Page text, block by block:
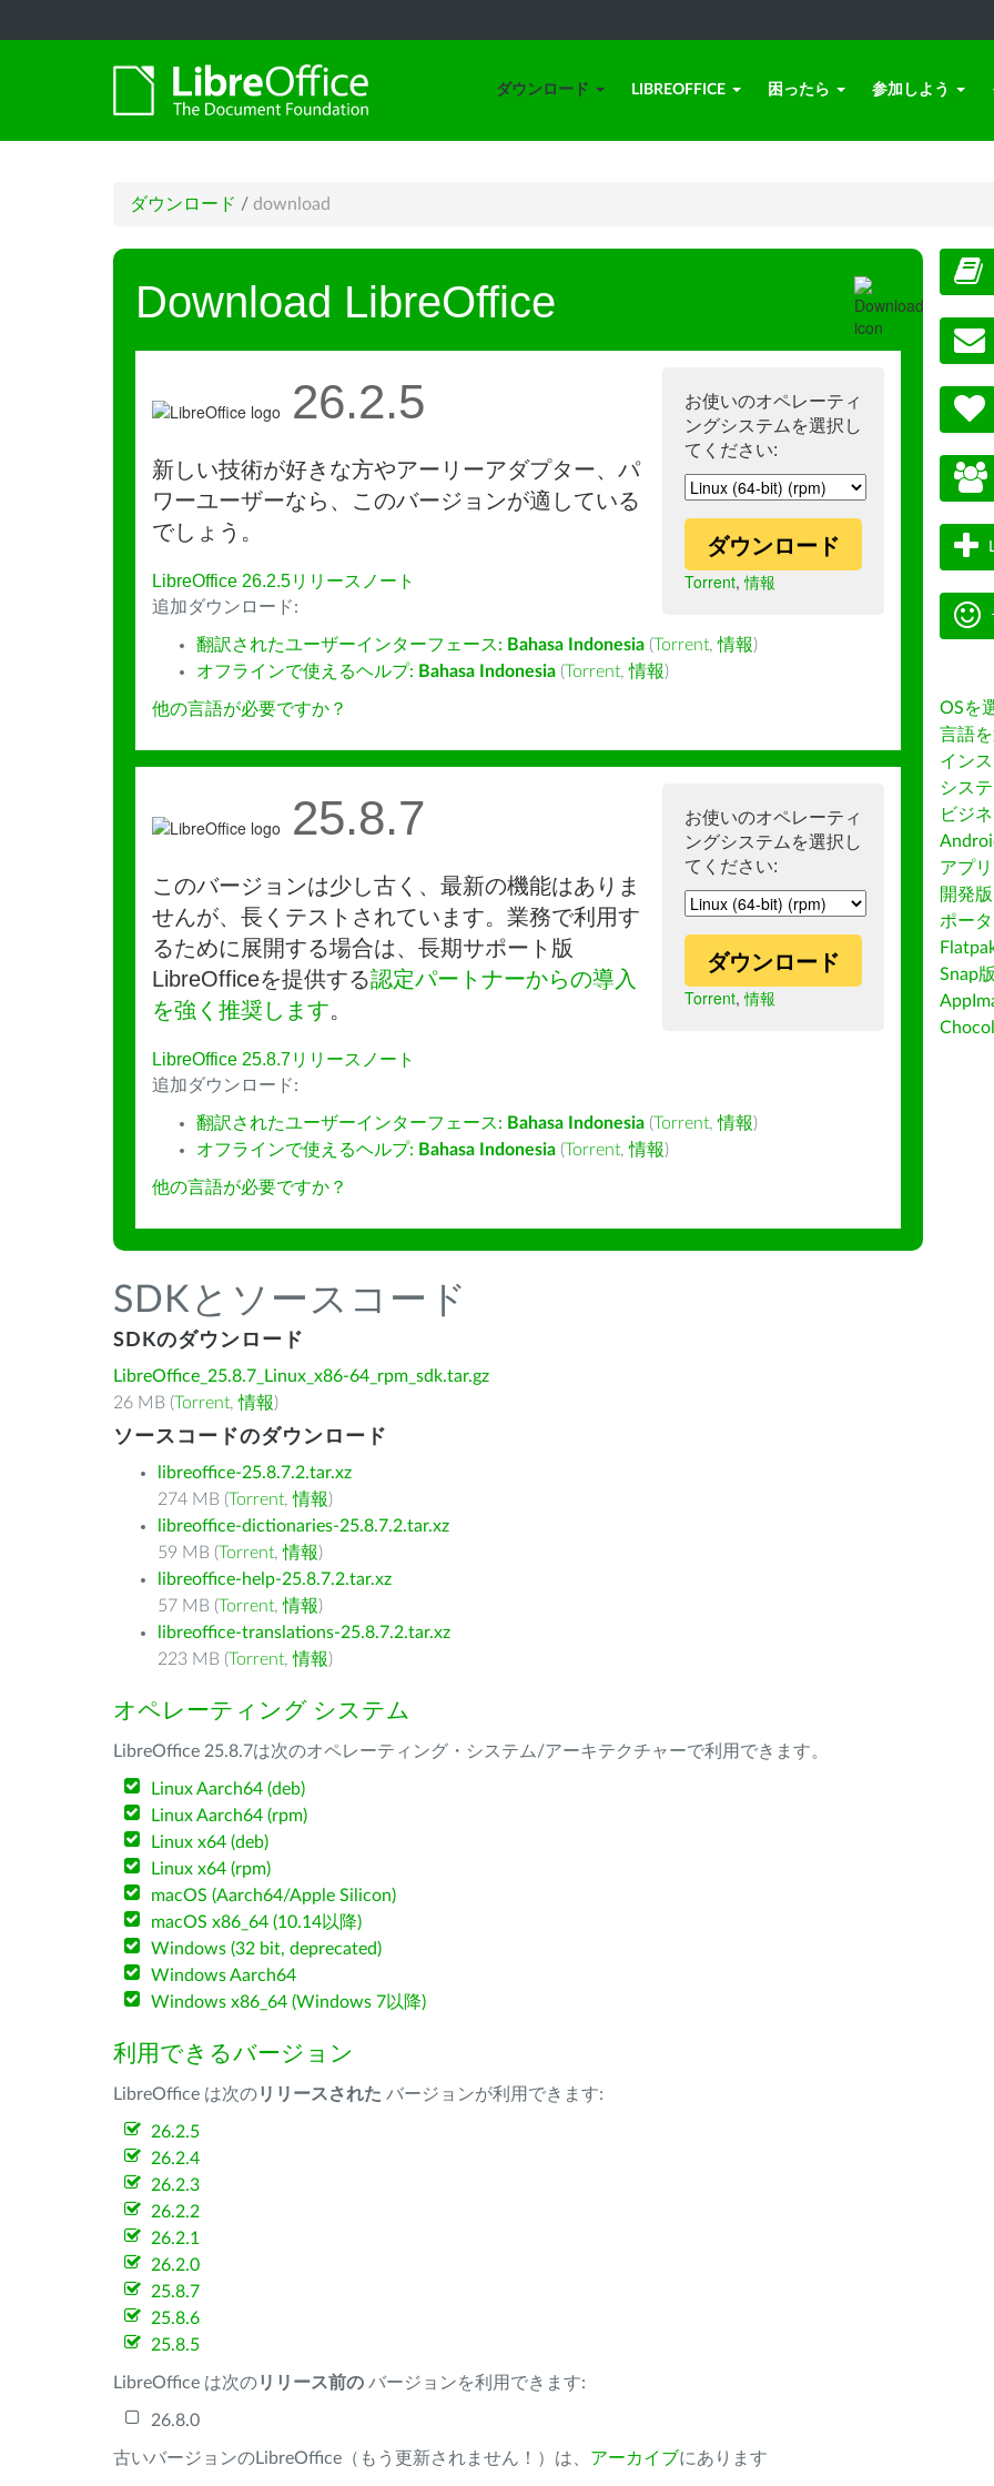
ダウンロード LIBREOFFICE 困ったら 参加しよう
ダウンロード / download
Download LibreOffice
お使いのオペレーティ
ングシステムを選択し
てください:
ダウンロード
Torrent,情報
26.2.5
新しい技術が好きな方やアーリーアダプター、パ
ワーユーザーなら、このバージョンが適している
でしょう。
LibreOffice 26.2.5リリースノート
追加ダウンロード:
翻訳されたユーザーインターフェース: Bahasa Indonesia (Torrent,情報)
オフラインで使えるヘルプ: Bahasa Indonesia (Torrent,情報)
他の言語が必要ですか？
お使いのオペレーティ
ングシステムを選択し
てください:
ダウンロード
Torrent,情報
25.8.7
このバージョンは少し古く、最新の機能はありま
せんが、長くテストされています。業務で利用す
るために展開する場合は、長期サポート版
LibreOfficeを提供する認定パートナーからの導入
を強く推奨します。
LibreOffice 25.8.7リリースノート
追加ダウンロード:
翻訳されたユーザーインターフェース: Bahasa Indonesia (Torrent,情報)
オフラインで使えるヘルプ: Bahasa Indonesia (Torrent,情報)
他の言語が必要ですか？
SDKとソースコード
SDKのダウンロード
LibreOffice_25.8.7_Linux_x86-64_rpm_sdk.tar.gz
26 MB (Torrent,情報)
ソースコードのダウンロード
libreoffice-25.8.7.2.tar.xz
274 MB (Torrent,情報)
libreoffice-dictionaries-25.8.7.2.tar.xz
59 MB (Torrent,情報)
libreoffice-help-25.8.7.2.tar.xz
57 MB (Torrent,情報)
libreoffice-translations-25.8.7.2.tar.xz
223 MB (Torrent,情報)
オペレーティング システム
LibreOffice 25.8.7は次のオペレーティング・システム/アーキテクチャーで利用できます。
Linux Aarch64 (deb)
Linux Aarch64 (rpm)
Linux x64 (deb)
Linux x64 (rpm)
macOS (Aarch64/Apple Silicon)
macOS x86_64 (10.14以降)
Windows (32 bit, deprecated)
Windows Aarch64
Windows x86_64 (Windows 7以降)
利用できるバージョン
LibreOffice は次のリリースされた バージョンが利用できます:
26.2.5
26.2.4
26.2.3
26.2.2
26.2.1
26.2.0
25.8.7
25.8.6
25.8.5
LibreOffice は次のリリース前の バージョンを利用できます:
26.8.0
古いバージョンのLibreOffice（もう更新されません！）は、 アーカイブにあります
OSを
言語
イン
シス
ビジ
アプ
開発版
ポー
Snap版